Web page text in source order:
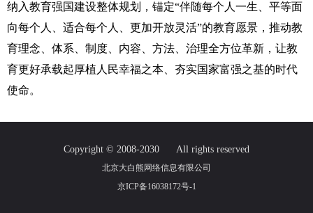
纳入教育强国建设整体规划，锚定“伴随每个人一生、平等面
向每个人、适合每个人、更加开放灵活”的教育愿景，推动教
育理念、体系、制度、内容、方法、治理全方位革新，让教
育更好承载起厚植人民幸福之本、夯实国家富强之基的时代
使命。
Copyright © 2008-2030 All rights reserved
北京大白熊网络信息有限公司
京ICP备16038172号-1